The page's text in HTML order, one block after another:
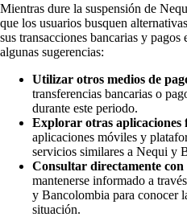
Mientras dure la suspensión de
que los usuarios busquen
sus transacciones bancarias y
algunas sugerencias:
Utilizar otros medios de
transferencias bancarias o
durante este periodo.
Explorar otras aplicaciones
aplicaciones móviles y
servicios similares a Nequi y
Consultar directamente con
mantenerse informado a
y Bancolombia para conocer
situación.